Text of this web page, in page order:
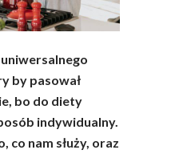
by pasował
bo do diety
indywidualny.
co nam służy, oraz
Polskie